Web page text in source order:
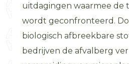
uitdagingen waarmee de
wordt geconfronteerd.
biologisch afbreekbare
bedrijven de afvalberg